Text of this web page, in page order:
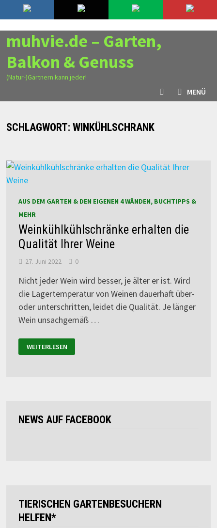
Zurück
zum
Inhalt
8. August 2026
muhvie.de – Garten,
Balkon & Genuss
(Natur-)Gärtnern kann jeder!
MENÜ
SCHLAGWORT: WINKÜHLSCHRANK
AUS DEM GARTEN & DEN EIGENEN 4 WÄNDEN, BUCHTIPPS &
MEHR
Weinkühlkühlschränke erhalten die
Qualität Ihrer Weine
27. Juni 2022 0
Nicht jeder Wein wird besser, je älter er ist. Wird
die Lagertemperatur von Weinen dauerhaft über-
oder unterschritten, leidet die Qualität. Je länger
Wein unsachgemäß …
WEITERLESEN
NEWS AUF FACEBOOK
TIERISCHEN GARTENBESUCHERN
HELFEN*